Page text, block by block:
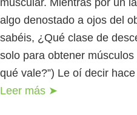
muscular. Mientras por un
algo denostado a ojos del
sabéis, ¿Qué clase de
solo para obtener
qué vale?”) Le oí decir
Leer más ➤